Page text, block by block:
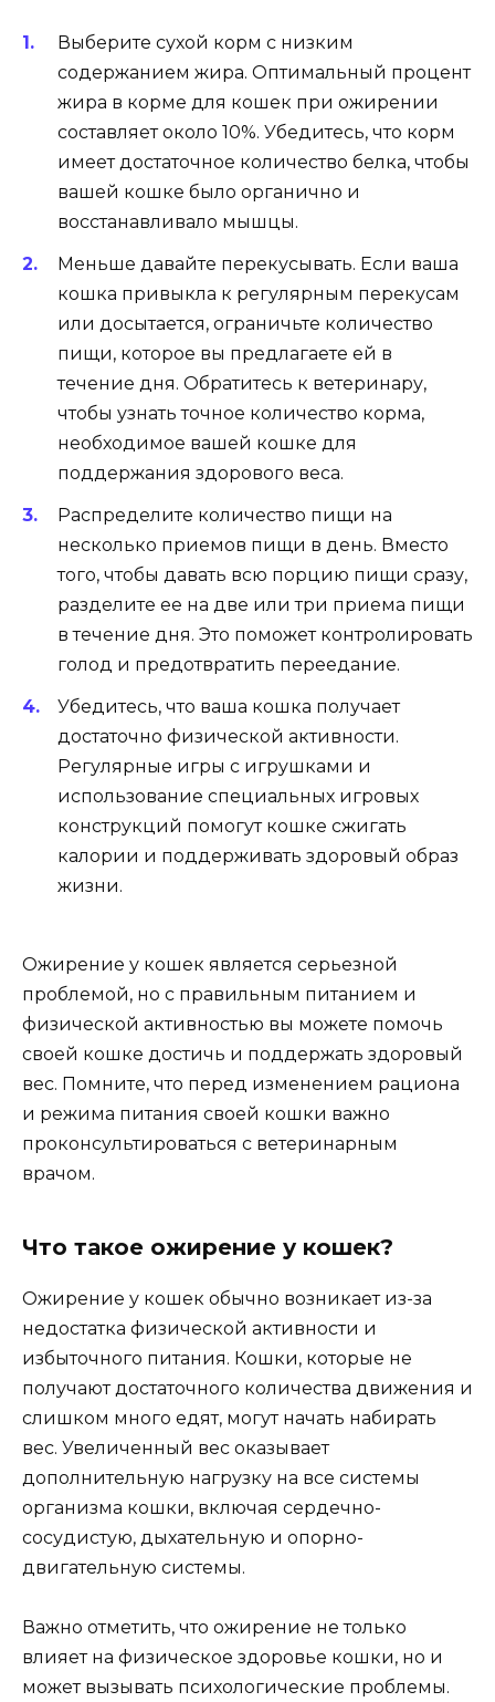
Выберите сухой корм с низким
содержанием жира. Оптимальный процент
жира в корме для кошек при ожирении
составляет около 10%. Убедитесь, что корм
имеет достаточное количество белка, чтобы
вашей кошке было органично и
восстанавливало мышцы.
Меньше давайте перекусывать. Если ваша
кошка привыкла к регулярным перекусам
или досытается, ограничьте количество
пищи, которое вы предлагаете ей в
течение дня. Обратитесь к ветеринару,
чтобы узнать точное количество корма,
необходимое вашей кошке для
поддержания здорового веса.
Распределите количество пищи на
несколько приемов пищи в день. Вместо
того, чтобы давать всю порцию пищи сразу,
разделите ее на две или три приема пищи
в течение дня. Это поможет контролировать
голод и предотвратить переедание.
Убедитесь, что ваша кошка получает
достаточно физической активности.
Регулярные игры с игрушками и
использование специальных игровых
конструкций помогут кошке сжигать
калории и поддерживать здоровый образ
жизни.
Ожирение у кошек является серьезной
проблемой, но с правильным питанием и
физической активностью вы можете помочь
своей кошке достичь и поддержать здоровый
вес. Помните, что перед изменением рациона
и режима питания своей кошки важно
проконсультироваться с ветеринарным
врачом.
Что такое ожирение у кошек?
Ожирение у кошек обычно возникает из-за
недостатка физической активности и
избыточного питания. Кошки, которые не
получают достаточного количества движения и
слишком много едят, могут начать набирать
вес. Увеличенный вес оказывает
дополнительную нагрузку на все системы
организма кошки, включая сердечно-
сосудистую, дыхательную и опорно-
двигательную системы.
Важно отметить, что ожирение не только
влияет на физическое здоровье кошки, но и
может вызывать психологические проблемы.